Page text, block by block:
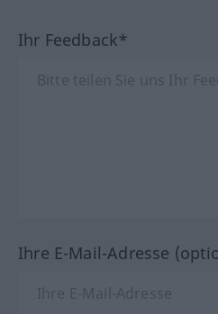
Ihr Feedback*
Ihre E-Mail-Adresse